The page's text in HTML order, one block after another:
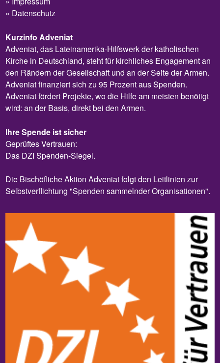
Datenschutz
Kurzinfo Adveniat
Adveniat, das Lateinamerika-Hilfswerk der katholischen
Kirche in Deutschland, steht für kirchliches Engagement an
den Rändern der Gesellschaft und an der Seite der Armen.
Adveniat finanziert sich zu 95 Prozent aus Spenden.
Adveniat fördert Projekte, wo die Hilfe am meisten benötigt
wird: an der Basis, direkt bei den Armen.
Ihre Spende ist sicher
Geprüftes Vertrauen:
Das DZI Spenden-Siegel.
Die Bischöfliche Aktion Adveniat folgt den Leitlinien zur
Selbstverflichtung "Spenden sammelnder Organisationen".